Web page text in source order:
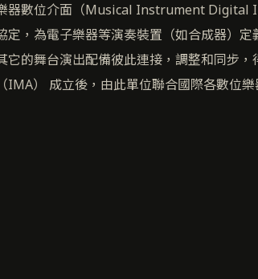
器數位介面（Musical Instrument Digital
定，為電子樂器等演奏裝置（如合成器）
它的舞台演出配備彼此連接，調整和同步
（IMA） 成立後，由此單位聯合國際各數位